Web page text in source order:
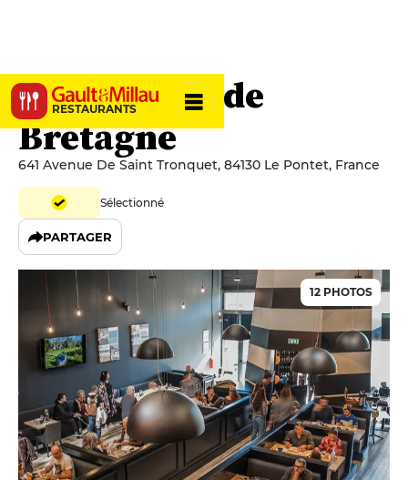
RESTAURANTS
Ambassade de
Bretagne
641 Avenue De Saint Tronquet, 84130 Le Pontet, France
Sélectionné
PARTAGER
12 PHOTOS